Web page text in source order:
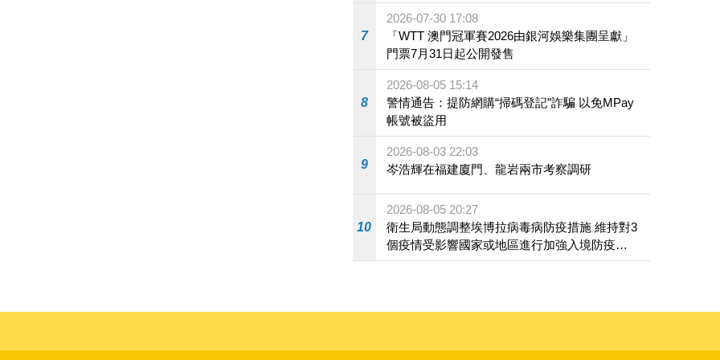
7
2026-07-30 17:08
「WTT 澳門冠軍賽2026由銀河娛樂集團呈獻」
門票7月31日起公開發售
8
2026-08-05 15:14
警情通告：提防網購“掃碼登記”詐騙 以免MPay
帳號被盜用
9
2026-08-03 22:03
岑浩輝在福建廈門、龍岩兩市考察調研
10
2026-08-05 20:27
衛生局動態調整埃博拉病毒病防疫措施 維持對3
個疫情受影響國家或地區進行加強入境防疫措
施